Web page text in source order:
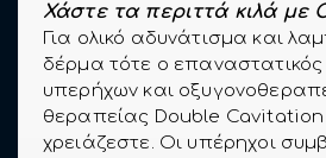
Χάστε τα περιττά κιλά με
Για ολικό αδυνάτισμα και
δέρμα τότε ο
υπερήχων και
θεραπείας Double Cavitation
χρειάζεστε. Οι υπέρηχοι